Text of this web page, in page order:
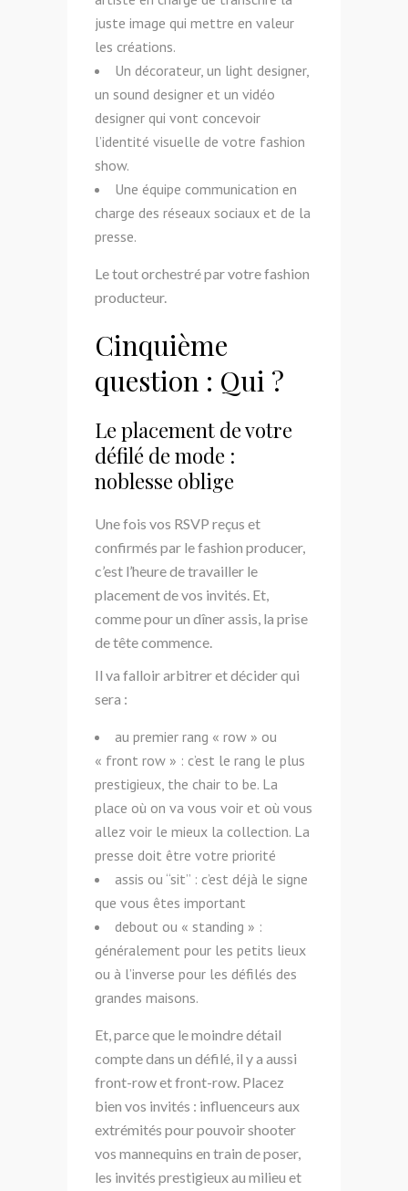
juste image qui mettre en valeur
les créations.
Un décorateur, un light designer,
un sound designer et un vidéo
designer qui vont concevoir
l’identité visuelle de votre fashion
show.
Une équipe communication en
charge des réseaux sociaux et de la
presse.
Le tout orchestré par votre fashion
producteur.
Cinquième
question : Qui ?
Le placement de votre
défilé de mode :
noblesse oblige
Une fois vos RSVP reçus et
confirmés par le fashion producer,
c’est l’heure de travailler le
placement de vos invités. Et,
comme pour un dîner assis, la prise
de tête commence.
Il va falloir arbitrer et décider qui
sera :
au premier rang « row » ou
« front row » : c’est le rang le plus
prestigieux, the chair to be. La
place où on va vous voir et où vous
allez voir le mieux la collection. La
presse doit être votre priorité
assis ou “sit” : c’est déjà le signe
que vous êtes important
debout ou « standing » :
généralement pour les petits lieux
ou à l’inverse pour les défilés des
grandes maisons.
Et, parce que le moindre détail
compte dans un défilé, il y a aussi
front-row et front-row. Placez
bien vos invités : influenceurs aux
extrémités pour pouvoir shooter
vos mannequins en train de poser,
les invités prestigieux au milieu et